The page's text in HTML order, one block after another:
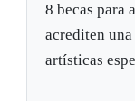
8 becas para
acrediten
artísticas